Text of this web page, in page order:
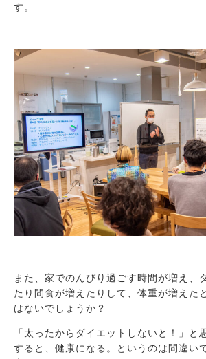
す。
また、家でのんびり過ごす時間が増え、
たり間食が増えたりして、体重が増えた
はないでしょうか？
「太ったからダイエットしないと！」と
すると、健康になる。というのは間違い